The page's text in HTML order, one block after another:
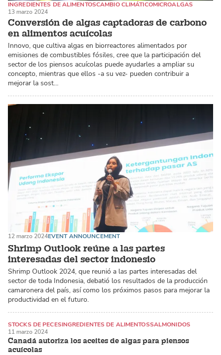
Conversión de algas captadoras de carbono
en alimentos acuícolas
INGREDIENTES DE ALIMENTOSCAMBIO CLIMÁTICOMICROALGAS
13 marzo 2024
Innovo, que cultiva algas en biorreactores alimentados por
emisiones de combustibles fósiles, cree que la participación del
sector de los piensos acuícolas puede ayudarles a ampliar su
concepto, mientras que ellos -a su vez- pueden contribuir a
mejorar la sost…
Shrimp Outlook reúne a las partes
interesadas del sector indonesio
12 marzo 2024EVENT ANNOUNCEMENT
Shrimp Outlook 2024, que reunió a las partes interesadas del
sector de toda Indonesia, debatió los resultados de la producción
camaronera del país, así como los próximos pasos para mejorar la
productividad en el futuro.
Canadá autoriza los aceites de algas para piensos
acuícolas
STOCKS DE PECESINGREDIENTES DE ALIMENTOSSALMONIDOS
11 marzo 2024